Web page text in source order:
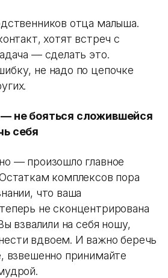
отца малыша.
хотят встреч с
— сделать это.
не надо по цепочке
не бояться сложившейся
себя
— произошло главное
комплексов пора
что ваша
не сконцентрирована
взвалили на себя ношу,
вдвоем. И важно беречь
взвешенно принимайте